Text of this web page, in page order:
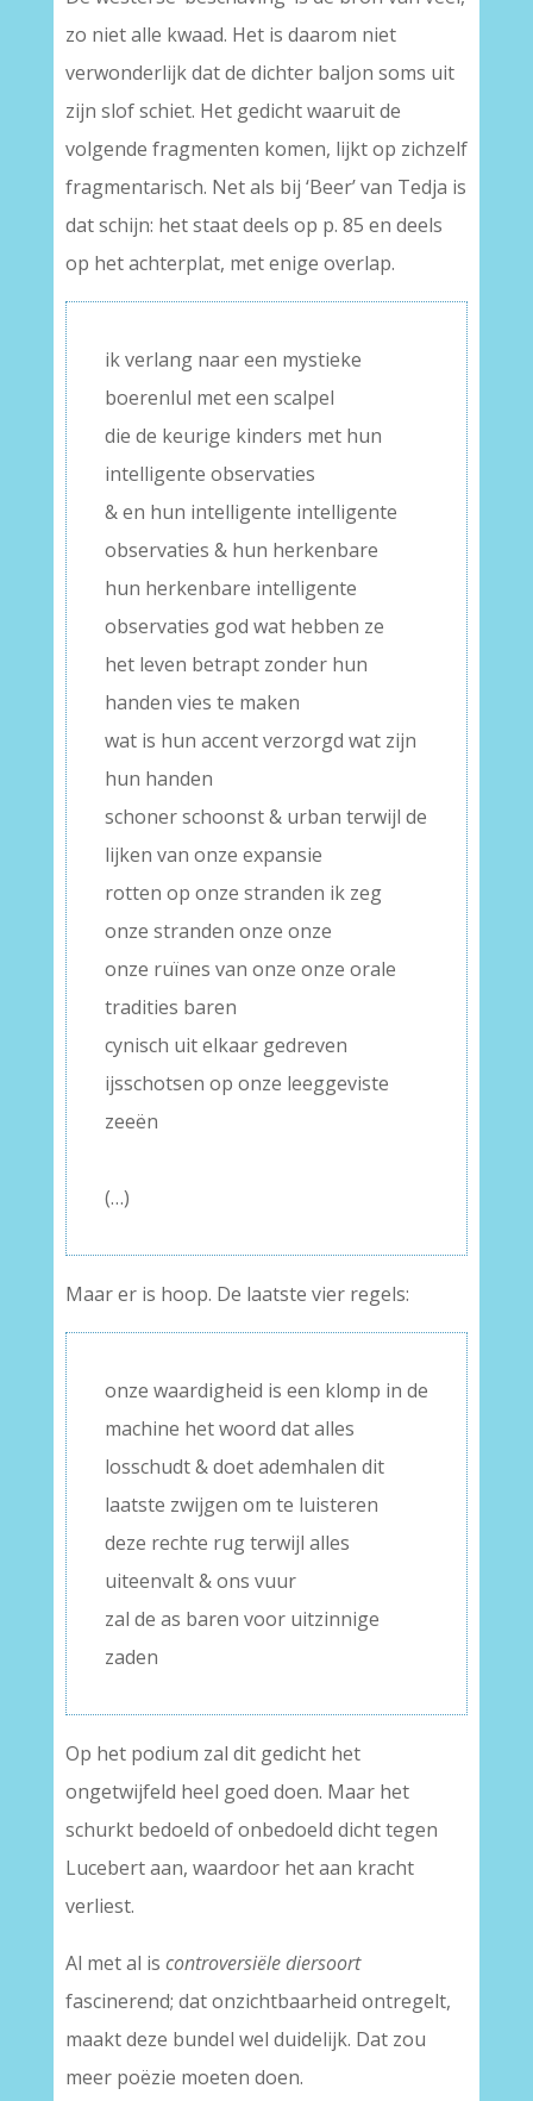
zo niet alle kwaad. Het is daarom niet
verwonderlijk dat de dichter baljon soms uit
zijn slof schiet. Het gedicht waaruit de
volgende fragmenten komen, lijkt op zichzelf
fragmentarisch. Net als bij ‘Beer’ van Tedja is
dat schijn: het staat deels op p. 85 en deels
op het achterplat, met enige overlap.
ik verlang naar een mystieke
boerenlul met een scalpel
die de keurige kinders met hun
intelligente observaties
& en hun intelligente intelligente
observaties & hun herkenbare
hun herkenbare intelligente
observaties god wat hebben ze
het leven betrapt zonder hun
handen vies te maken
wat is hun accent verzorgd wat zijn
hun handen
schoner schoonst & urban terwijl de
lijken van onze expansie
rotten op onze stranden ik zeg
onze stranden onze onze
onze ruïnes van onze onze orale
tradities baren
cynisch uit elkaar gedreven
ijsschotsen op onze leeggeviste
zeeën
(…)
Maar er is hoop. De laatste vier regels:
onze waardigheid is een klomp in de
machine het woord dat alles
losschudt & doet ademhalen dit
laatste zwijgen om te luisteren
deze rechte rug terwijl alles
uiteenvalt & ons vuur
zal de as baren voor uitzinnige
zaden
Op het podium zal dit gedicht het
ongetwijfeld heel goed doen. Maar het
schurkt bedoeld of onbedoeld dicht tegen
Lucebert aan, waardoor het aan kracht
verliest.
Al met al is controversiële diersoort
fascinerend; dat onzichtbaarheid ontregelt,
maakt deze bundel wel duidelijk. Dat zou
meer poëzie moeten doen.